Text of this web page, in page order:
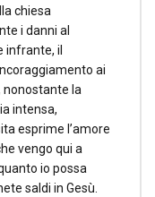
chiesa
i danni al
infrante, il
ai
nonostante la
intensa,
esprime l’amore
vengo qui a
io possa
saldi in Gesù.